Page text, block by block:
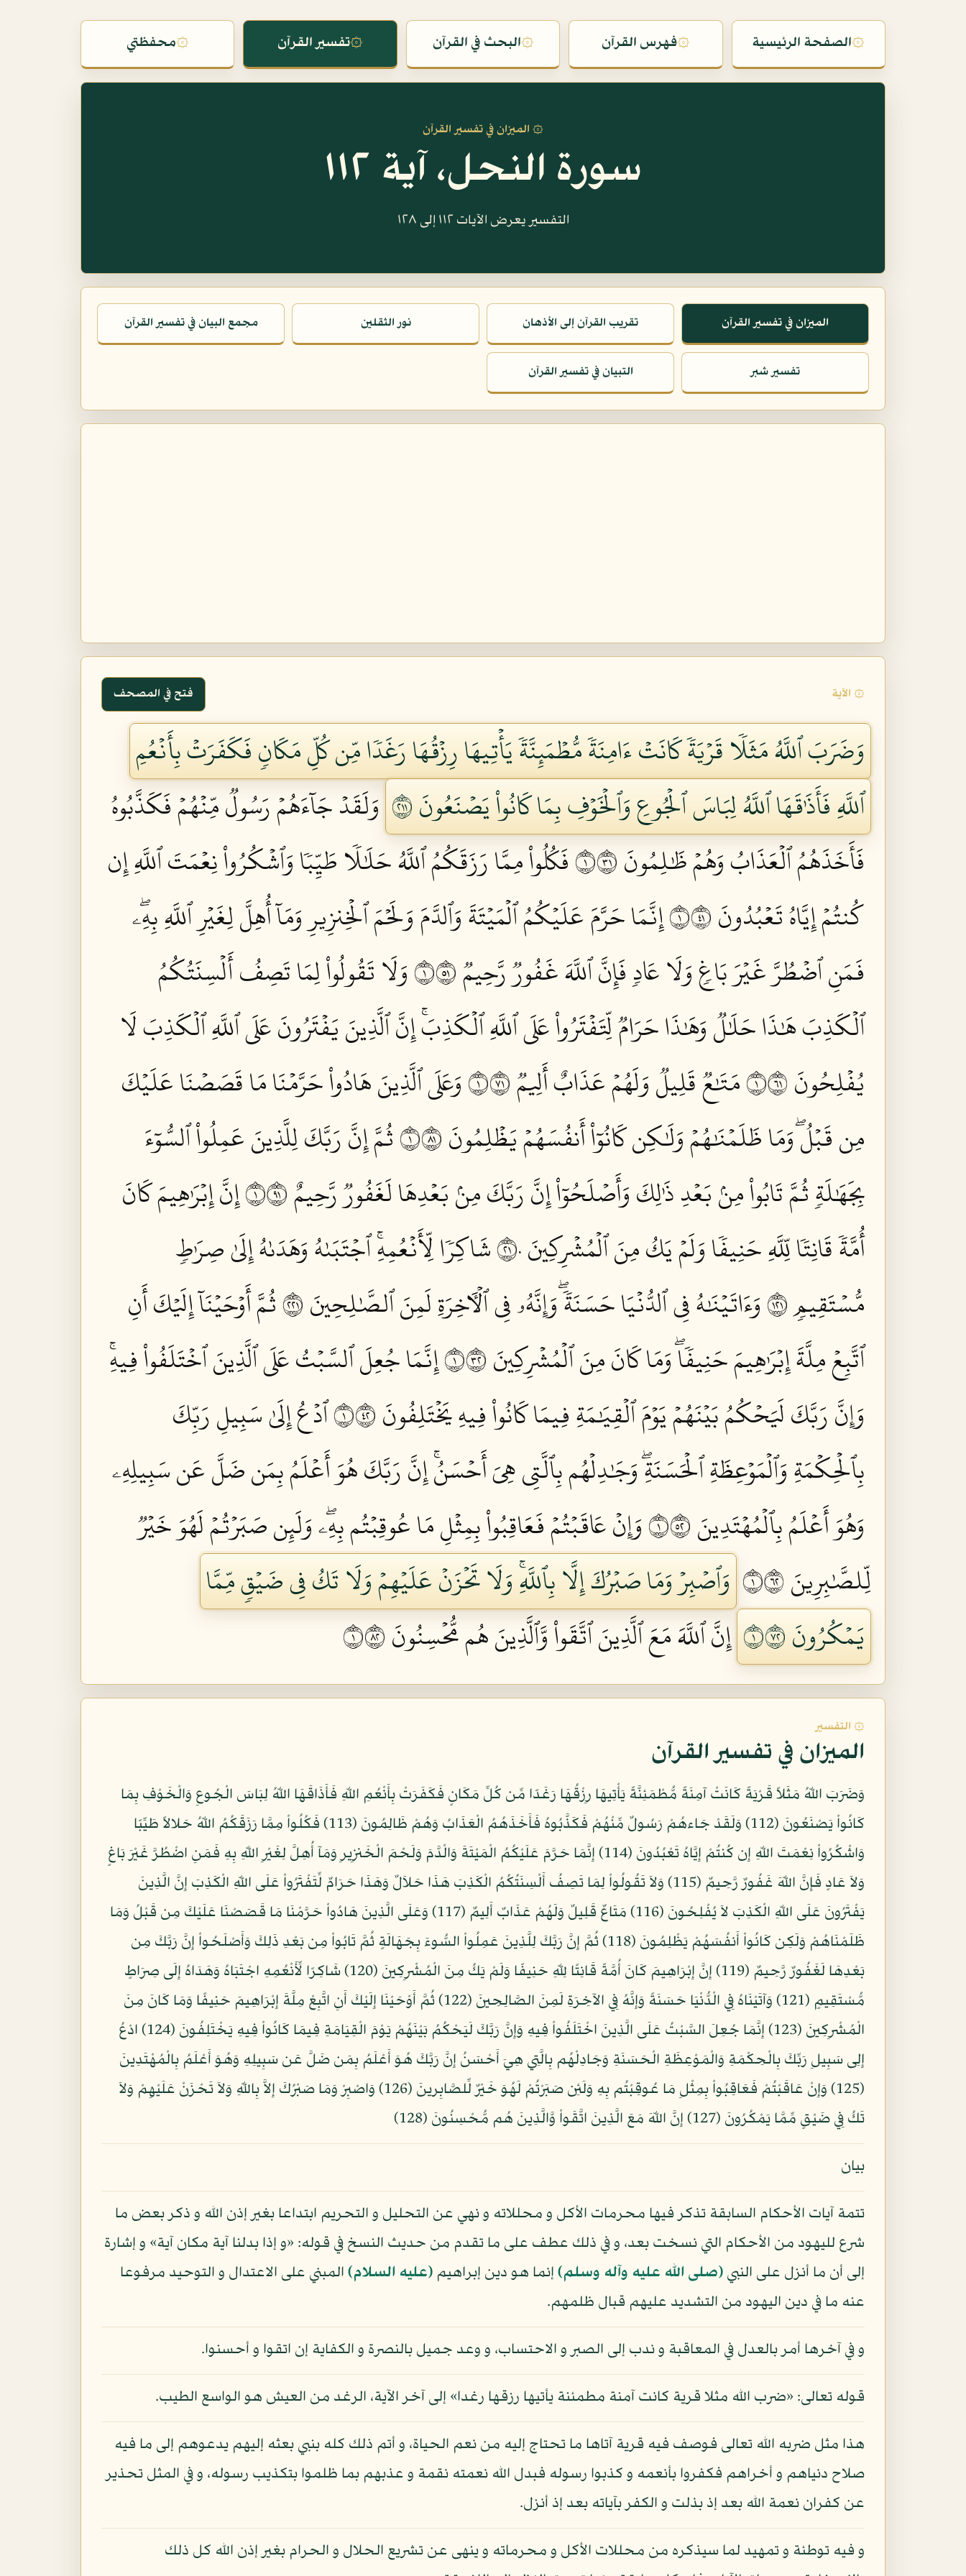
۞الصفحة الرئيسية ۞فهرس القرآن ۞البحث في القرآن ۞تفسير القرآن ۞محفظتي
۞ الميزان في تفسير القرآن
سورة النحل، آية ١١٢
التفسير يعرض الآيات ١١٢ إلى ١٢٨
الميزان في تفسير القرآن تقريب القرآن إلى الأذهان نور الثقلين مجمع البيان في تفسير القرآن
تفسير شبر التبيان في تفسير القرآن
۞ الآية فتح في المصحف
وَضَرَبَ ٱللَّهُ مَثَلٗا قَرۡيَةٗ كَانَتۡ ءَامِنَةٗ مُّطۡمَئِنَّةٗ يَأۡتِيهَا رِزۡقُهَا رَغَدٗا مِّن كُلِّ مَكَانٖ فَكَفَرَتۡ بِأَنۡعُمِ
ٱللَّهِ فَأَذَٰقَهَا ٱللَّهُ لِبَاسَ ٱلۡجُوعِ وَٱلۡخَوۡفِ بِمَا كَانُواْ يَصۡنَعُونَ ١١٢
وَلَقَدۡ جَآءَهُمۡ رَسُولٞ مِّنۡهُمۡ فَكَذَّبُوهُ
فَأَخَذَهُمُ ٱلۡعَذَابُ وَهُمۡ ظَٰلِمُونَ ١١٣
فَكُلُواْ مِمَّا رَزَقَكُمُ ٱللَّهُ حَلَٰلٗا طَيِّبٗا وَٱشۡكُرُواْ نِعۡمَتَ ٱللَّهِ إِن
كُنتُمۡ إِيَّاهُ تَعۡبُدُونَ ١١٤
إِنَّمَا حَرَّمَ عَلَيۡكُمُ ٱلۡمَيۡتَةَ وَٱلدَّمَ وَلَحۡمَ ٱلۡخِنزِيرِ وَمَآ أُهِلَّ لِغَيۡرِ ٱللَّهِ بِهِۦۖ
فَمَنِ ٱضۡطُرَّ غَيۡرَ بَاغٖ وَلَا عَادٖ فَإِنَّ ٱللَّهَ غَفُورٞ رَّحِيمٞ ١١٥
وَلَا تَقُولُواْ لِمَا تَصِفُ أَلۡسِنَتُكُمُ
ٱلۡكَذِبَ هَٰذَا حَلَٰلٞ وَهَٰذَا حَرَامٞ لِّتَفۡتَرُواْ عَلَى ٱللَّهِ ٱلۡكَذِبَۚ إِنَّ ٱلَّذِينَ يَفۡتَرُونَ عَلَى ٱللَّهِ ٱلۡكَذِبَ لَا
يُفۡلِحُونَ ١١٦
مَتَٰعٞ قَلِيلٞ وَلَهُمۡ عَذَابٌ أَلِيمٞ ١١٧
وَعَلَى ٱلَّذِينَ هَادُواْ حَرَّمۡنَا مَا قَصَصۡنَا عَلَيۡكَ
مِن قَبۡلُۖ وَمَا ظَلَمۡنَٰهُمۡ وَلَٰكِن كَانُوٓاْ أَنفُسَهُمۡ يَظۡلِمُونَ ١١٨
ثُمَّ إِنَّ رَبَّكَ لِلَّذِينَ عَمِلُواْ ٱلسُّوٓءَ
بِجَهَٰلَةٖ ثُمَّ تَابُواْ مِنۢ بَعۡدِ ذَٰلِكَ وَأَصۡلَحُوٓاْ إِنَّ رَبَّكَ مِنۢ بَعۡدِهَا لَغَفُورٞ رَّحِيمٌ ١١٩
إِنَّ إِبۡرَٰهِيمَ كَانَ
أُمَّةٗ قَانِتٗا لِّلَّهِ حَنِيفٗا وَلَمۡ يَكُ مِنَ ٱلۡمُشۡرِكِينَ ١٢٠
شَاكِرٗا لِّأَنۡعُمِهِۚ ٱجۡتَبَىٰهُ وَهَدَىٰهُ إِلَىٰ صِرَٰطٖ
مُّسۡتَقِيمٖ ١٢١
وَءَاتَيۡنَٰهُ فِي ٱلدُّنۡيَا حَسَنَةٗۖ وَإِنَّهُۥ فِي ٱلۡأٓخِرَةِ لَمِنَ ٱلصَّٰلِحِينَ ١٢٢
ثُمَّ أَوۡحَيۡنَآ إِلَيۡكَ أَنِ
ٱتَّبِعۡ مِلَّةَ إِبۡرَٰهِيمَ حَنِيفٗاۖ وَمَا كَانَ مِنَ ٱلۡمُشۡرِكِينَ ١٢٣
إِنَّمَا جُعِلَ ٱلسَّبۡتُ عَلَى ٱلَّذِينَ ٱخۡتَلَفُواْ فِيهِۚ
وَإِنَّ رَبَّكَ لَيَحۡكُمُ بَيۡنَهُمۡ يَوۡمَ ٱلۡقِيَٰمَةِ فِيمَا كَانُواْ فِيهِ يَخۡتَلِفُونَ ١٢٤
ٱدۡعُ إِلَىٰ سَبِيلِ رَبِّكَ
بِٱلۡحِكۡمَةِ وَٱلۡمَوۡعِظَةِ ٱلۡحَسَنَةِۖ وَجَٰدِلۡهُم بِٱلَّتِي هِيَ أَحۡسَنُۚ إِنَّ رَبَّكَ هُوَ أَعۡلَمُ بِمَن ضَلَّ عَن سَبِيلِهِۦ
وَهُوَ أَعۡلَمُ بِٱلۡمُهۡتَدِينَ ١٢٥
وَإِنۡ عَاقَبۡتُمۡ فَعَاقِبُواْ بِمِثۡلِ مَا عُوقِبۡتُم بِهِۦۖ وَلَئِن صَبَرۡتُمۡ لَهُوَ خَيۡرٞ
لِّلصَّٰبِرِينَ ١٢٦
وَٱصۡبِرۡ وَمَا صَبۡرُكَ إِلَّا بِٱللَّهِۚ وَلَا تَحۡزَنۡ عَلَيۡهِمۡ وَلَا تَكُ فِي ضَيۡقٖ مِّمَّا
يَمۡكُرُونَ ١٢٧
إِنَّ ٱللَّهَ مَعَ ٱلَّذِينَ ٱتَّقَواْ وَّٱلَّذِينَ هُم مُّحۡسِنُونَ ١٢٨
۞ التفسير
الميزان في تفسير القرآن
وَضَرَبَ اللّهُ مَثَلاً قَرْيَةً كَانَتْ آمِنَةً مُّطْمَئِنَّةً يَأْتِيهَا رِزْقُهَا رَغَدًا مِّن كُلِّ مَكَانٍ فَكَفَرَتْ بِأَنْعُمِ اللّهِ فَأَذَاقَهَا اللّهُ لِبَاسَ الْجُوعِ وَالْخَوْفِ بِمَا
كَانُواْ يَصْنَعُونَ (112) وَلَقَدْ جَاءهُمْ رَسُولٌ مِّنْهُمْ فَكَذَّبُوهُ فَأَخَذَهُمُ الْعَذَابُ وَهُمْ ظَالِمُونَ (113) فَكُلُواْ مِمَّا رَزَقَكُمُ اللّهُ حَلالاً طَيِّبًا
وَاشْكُرُواْ نِعْمَتَ اللّهِ إِن كُنتُمْ إِيَّاهُ تَعْبُدُونَ (114) إِنَّمَا حَرَّمَ عَلَيْكُمُ الْمَيْتَةَ وَالْدَّمَ وَلَحْمَ الْخَنزِيرِ وَمَآ أُهِلَّ لِغَيْرِ اللّهِ بِهِ فَمَنِ اضْطُرَّ غَيْرَ بَاغٍ
وَلاَ عَادٍ فَإِنَّ اللّهَ غَفُورٌ رَّحِيمٌ (115) وَلاَ تَقُولُواْ لِمَا تَصِفُ أَلْسِنَتُكُمُ الْكَذِبَ هَذَا حَلاَلٌ وَهَذَا حَرَامٌ لِّتَفْتَرُواْ عَلَى اللّهِ الْكَذِبَ إِنَّ الَّذِينَ
يَفْتَرُونَ عَلَى اللّهِ الْكَذِبَ لاَ يُفْلِحُونَ (116) مَتَاعٌ قَلِيلٌ وَلَهُمْ عَذَابٌ أَلِيمٌ (117) وَعَلَى الَّذِينَ هَادُواْ حَرَّمْنَا مَا قَصَصْنَا عَلَيْكَ مِن قَبْلُ وَمَا
ظَلَمْنَاهُمْ وَلَكِن كَانُواْ أَنفُسَهُمْ يَظْلِمُونَ (118) ثُمَّ إِنَّ رَبَّكَ لِلَّذِينَ عَمِلُواْ السُّوءَ بِجَهَالَةٍ ثُمَّ تَابُواْ مِن بَعْدِ ذَلِكَ وَأَصْلَحُواْ إِنَّ رَبَّكَ مِن
بَعْدِهَا لَغَفُورٌ رَّحِيمٌ (119) إِنَّ إِبْرَاهِيمَ كَانَ أُمَّةً قَانِتًا لِلّهِ حَنِيفًا وَلَمْ يَكُ مِنَ الْمُشْرِكِينَ (120) شَاكِرًا لِّأَنْعُمِهِ اجْتَبَاهُ وَهَدَاهُ إِلَى صِرَاطٍ
مُّسْتَقِيمٍ (121) وَآتَيْنَاهُ فِي الْدُّنْيَا حَسَنَةً وَإِنَّهُ فِي الآخِرَةِ لَمِنَ الصَّالِحِينَ (122) ثُمَّ أَوْحَيْنَا إِلَيْكَ أَنِ اتَّبِعْ مِلَّةَ إِبْرَاهِيمَ حَنِيفًا وَمَا كَانَ مِنَ
الْمُشْرِكِينَ (123) إِنَّمَا جُعِلَ السَّبْتُ عَلَى الَّذِينَ اخْتَلَفُواْ فِيهِ وَإِنَّ رَبَّكَ لَيَحْكُمُ بَيْنَهُمْ يَوْمَ الْقِيَامَةِ فِيمَا كَانُواْ فِيهِ يَخْتَلِفُونَ (124) ادْعُ
إِلِى سَبِيلِ رَبِّكَ بِالْحِكْمَةِ وَالْمَوْعِظَةِ الْحَسَنَةِ وَجَادِلْهُم بِالَّتِي هِيَ أَحْسَنُ إِنَّ رَبَّكَ هُوَ أَعْلَمُ بِمَن ضَلَّ عَن سَبِيلِهِ وَهُوَ أَعْلَمُ بِالْمُهْتَدِينَ
(125) وَإِنْ عَاقَبْتُمْ فَعَاقِبُواْ بِمِثْلِ مَا عُوقِبْتُم بِهِ وَلَئِن صَبَرْتُمْ لَهُوَ خَيْرٌ لِّلصَّابِرينَ (126) وَاصْبِرْ وَمَا صَبْرُكَ إِلاَّ بِاللّهِ وَلاَ تَحْزَنْ عَلَيْهِمْ وَلاَ
تَكُ فِي ضَيْقٍ مِّمَّا يَمْكُرُونَ (127) إِنَّ اللّهَ مَعَ الَّذِينَ اتَّقَواْ وَّالَّذِينَ هُم مُّحْسِنُونَ (128)
بيان
تتمة آيات الأحكام السابقة تذكر فيها محرمات الأكل و محللاته و نهي عن التحليل و التحريم ابتداعا بغير إذن الله و ذكر بعض ما
شرع لليهود من الأحكام التي نسخت بعد، و في ذلك عطف على ما تقدم من حديث النسخ في قوله: «و إذا بدلنا آية مكان آية» و إشارة
إلى أن ما أنزل على النبي (صلى الله عليه وآله وسلم) إنما هو دين إبراهيم (عليه السلام) المبني على الاعتدال و التوحيد مرفوعا
عنه ما في دين اليهود من التشديد عليهم قبال ظلمهم.
و في آخرها أمر بالعدل في المعاقبة و ندب إلى الصبر و الاحتساب، و وعد جميل بالنصرة و الكفاية إن اتقوا و أحسنوا.
قوله تعالى: «ضرب الله مثلا قرية كانت آمنة مطمئنة يأتيها رزقها رغدا» إلى آخر الآية، الرغد من العيش هو الواسع الطيب.
هذا مثل ضربه الله تعالى فوصف فيه قرية آتاها ما تحتاج إليه من نعم الحياة، و أتم ذلك كله بنبي بعثه إليهم يدعوهم إلى ما فيه
صلاح دنياهم و أخراهم فكفروا بأنعمه و كذبوا رسوله فبدل الله نعمته نقمة و عذبهم بما ظلموا بتكذيب رسوله، و في المثل تحذير
عن كفران نعمة الله بعد إذ بذلت و الكفر بآياته بعد إذ أنزل.
و فيه توطئة و تمهيد لما سيذكره من محللات الأكل و محرماته و ينهى عن تشريع الحلال و الحرام بغير إذن الله كل ذلك